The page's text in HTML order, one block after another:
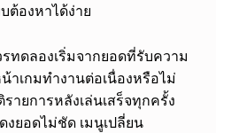
ต้องหาได้ง่าย
ทดลองเริ่มจากยอดที่รับความ
าเกมทำงานต่อเนื่องหรือไม่
ายการหลังเล่นเสร็จทุกครั้ง
ยอดไม่ชัด เมนูเปลี่ยน